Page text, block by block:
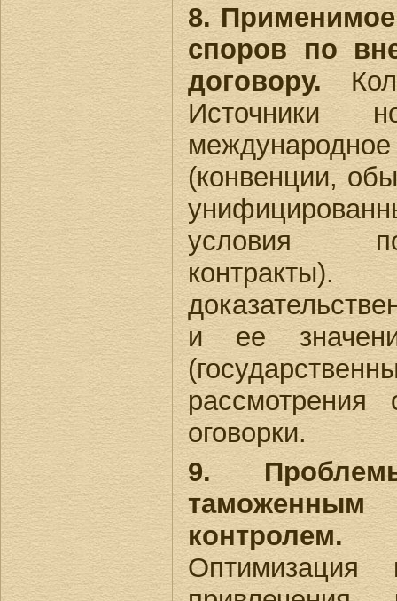
8.
споров по
договору.
Источники
(конвенции,
условия
и ее
рассмотрения
оговорки.
9.